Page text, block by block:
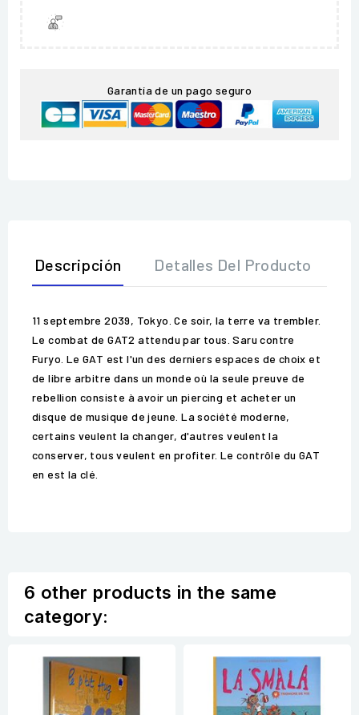
Garantía de un pago seguro
Descripción Detalles Del Producto
11 septembre 2039, Tokyo. Ce soir, la terre va trembler.
Le combat de GAT2 attendu par tous. Saru contre
Furyo. Le GAT est l'un des derniers espaces de choix et
de libre arbitre dans un monde où la seule preuve de
rebellion consiste à avoir un piercing et acheter un
disque de musique de jeune. La société moderne,
certains veulent la changer, d'autres veulent la
conserver, tous veulent en profiter. Le contrôle du GAT
en est la clé.
6 other products in the same
category: